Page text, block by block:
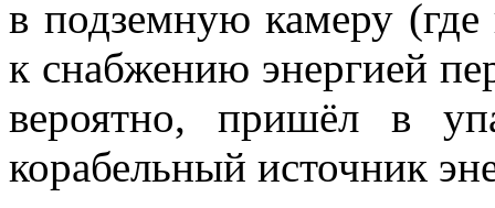
в подземную камеру
к снабжению энергией
вероятно, пришёл в
корабельный источник